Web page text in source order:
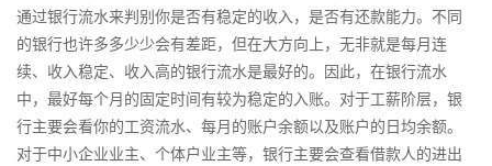
通过银行流水来判别你是否有稳定的收入，是否有还款能力。不同
的银行也许多多少少会有差距，但在大方向上，无非就是每月连
续、收入稳定、收入高的银行流水是最好的。因此，在银行流水
中，最好每个月的固定时间有较为稳定的入账。对于工薪阶层，银
行主要会看你的工资流水、每月的账户余额以及账户的日均余额。
对于中小企业业主、个体户业主等，银行主要会查看借款人的进出